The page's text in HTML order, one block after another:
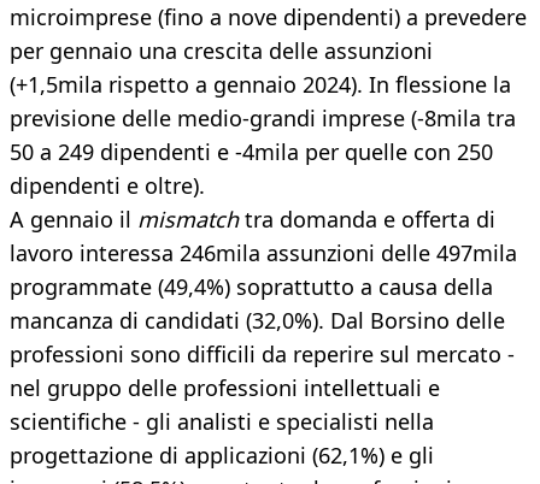
microimprese (fino a nove dipendenti) a prevedere
per gennaio una crescita delle assunzioni
(+1,5mila rispetto a gennaio 2024). In flessione la
previsione delle medio-grandi imprese (-8mila tra
50 a 249 dipendenti e -4mila per quelle con 250
dipendenti e oltre).
A gennaio il mismatchtra domanda e offerta di
lavoro interessa 246mila assunzioni delle 497mila
programmate (49,4%) soprattutto a causa della
mancanza di candidati (32,0%). Dal Borsino delle
professioni sono difficili da reperire sul mercato -
nel gruppo delle professioni intellettuali e
scientifiche - gli analisti e specialisti nella
progettazione di applicazioni (62,1%) e gli